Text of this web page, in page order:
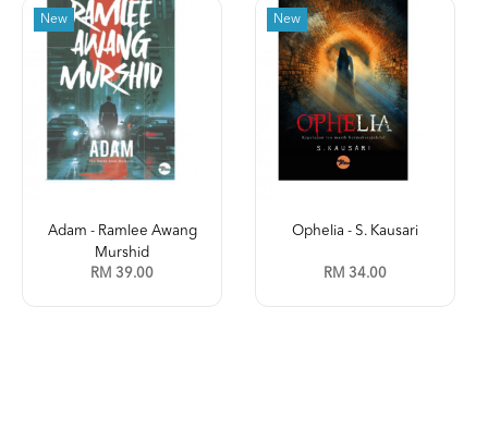
New
Adam - Ramlee Awang
Murshid
RM 39.00
New
Ophelia - S. Kausari
RM 34.00